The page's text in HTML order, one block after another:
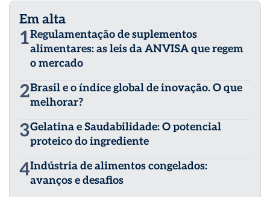
de alimentos e bebidas. Em sua trajetória
dedicou-se a projetos globais com foco no
desenvolvimento de novas soluções e
impulsionamento de vendas na indústria
alimentícia.
Em alta
1Regulamentação de suplementos
alimentares: as leis da ANVISA que regem
o mercado
2Brasil e o índice global de inovação. O que
melhorar?
3Gelatina e Saudabilidade: O potencial
proteico do ingrediente
4Indústria de alimentos congelados:
avanços e desafios